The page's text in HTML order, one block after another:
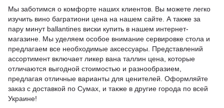
Мы заботимся о комфорте наших клиентов. Вы можете легко
изучить вино багратиони цена на нашем сайте. А также за
пару минут ballantines виски купить в нашем интернет-
магазине. Мы уделяем особое внимание сервировке стола и
предлагаем все необходимые аксессуары. Представлений
ассортимент включает ликер вана таллин цена , которые
отличаются выгодной стоимостью и разнообразием,
предлагая отличные варианты для ценителей. Оформляйте
заказ с доставкой по Сумах, и также в другие города по всей
Украине!